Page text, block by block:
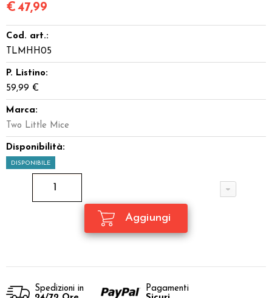
€47,99
Cod. art.:
TLMHH05
P. Listino:
59,99 €
Marca:
Two Little Mice
Disponibilità:
DISPONIBILE
Spedizioni in
Pagamenti